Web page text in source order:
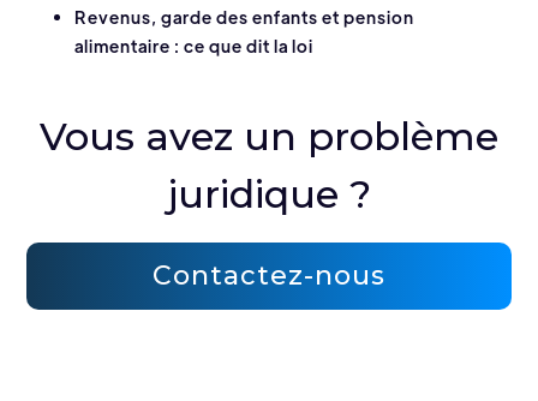
Revenus, garde des enfants et pension
alimentaire : ce que dit la loi
Vous avez un problème
juridique ?
Contactez-nous